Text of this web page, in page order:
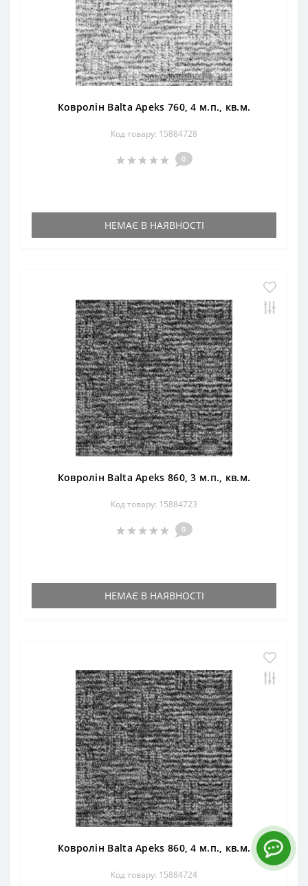
Ковролін Balta Apeks 760, 4 м.п., кв.м.
Код товару: 15884728
0
НЕМАЄ В НАЯВНОСТІ
Ковролін Balta Apeks 860, 3 м.п., кв.м.
Код товару: 15884723
0
НЕМАЄ В НАЯВНОСТІ
Ковролін Balta Apeks 860, 4 м.п., кв.м.
Код товару: 15884724